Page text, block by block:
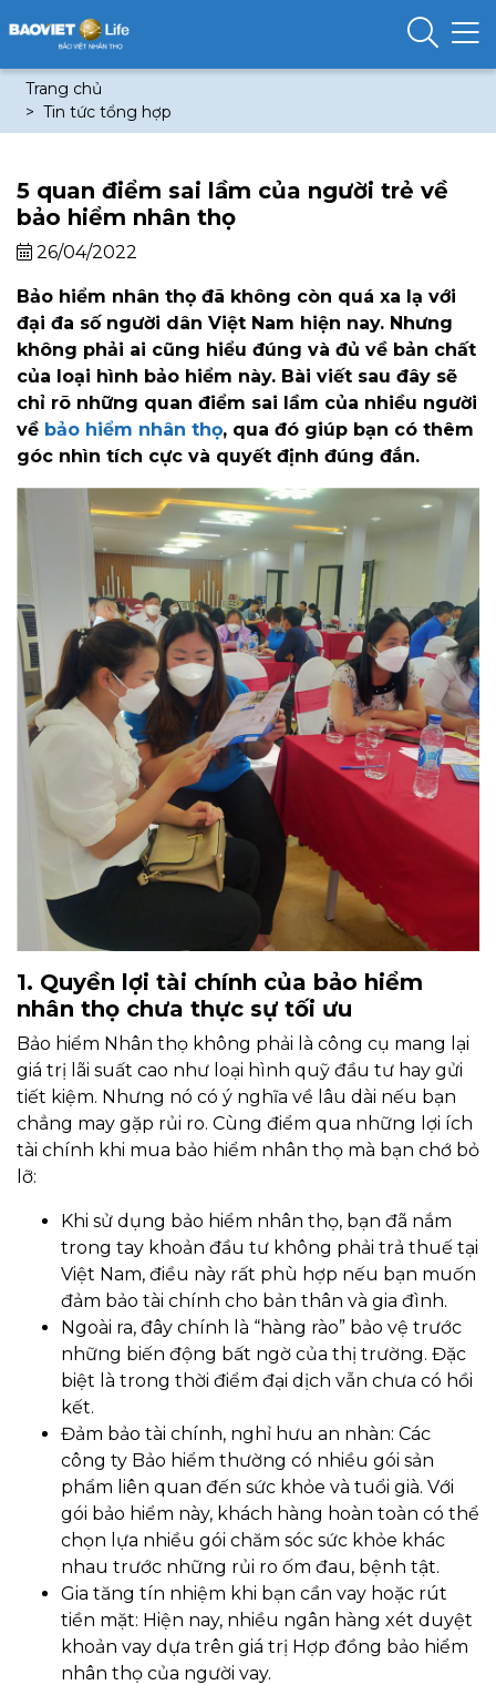
Trang chủ
Tin tức tổng hợp
5 quan điểm sai lầm của người trẻ về
bảo hiểm nhân thọ
26/04/2022
Bảo hiểm nhân thọ đã không còn quá xa lạ với
đại đa số người dân Việt Nam hiện nay. Nhưng
không phải ai cũng hiểu đúng và đủ về bản chất
của loại hình bảo hiểm này. Bài viết sau đây sẽ
chỉ rõ những quan điểm sai lầm của nhiều người
về bảo hiểm nhân thọ, qua đó giúp bạn có thêm
góc nhìn tích cực và quyết định đúng đắn.
1. Quyền lợi tài chính của bảo hiểm
nhân thọ chưa thực sự tối ưu
Bảo hiểm Nhân thọ không phải là công cụ mang lại
giá trị lãi suất cao như loại hình quỹ đầu tư hay gửi
tiết kiệm. Nhưng nó có ý nghĩa về lâu dài nếu bạn
chẳng may gặp rủi ro. Cùng điểm qua những lợi ích
tài chính khi mua bảo hiểm nhân thọ mà bạn chớ bỏ
lỡ:
Khi sử dụng bảo hiểm nhân thọ, bạn đã nắm
trong tay khoản đầu tư không phải trả thuế tại
Việt Nam, điều này rất phù hợp nếu bạn muốn
đảm bảo tài chính cho bản thân và gia đình.
Ngoài ra, đây chính là “hàng rào” bảo vệ trước
những biến động bất ngờ của thị trường. Đặc
biệt là trong thời điểm đại dịch vẫn chưa có hồi
kết.
Đảm bảo tài chính, nghỉ hưu an nhàn: Các
công ty Bảo hiểm thường có nhiều gói sản
phẩm liên quan đến sức khỏe và tuổi già. Với
gói bảo hiểm này, khách hàng hoàn toàn có thể
chọn lựa nhiều gói chăm sóc sức khỏe khác
nhau trước những rủi ro ốm đau, bệnh tật.
Gia tăng tín nhiệm khi bạn cần vay hoặc rút
tiền mặt: Hiện nay, nhiều ngân hàng xét duyệt
khoản vay dựa trên giá trị Hợp đồng bảo hiểm
nhân thọ của người vay.